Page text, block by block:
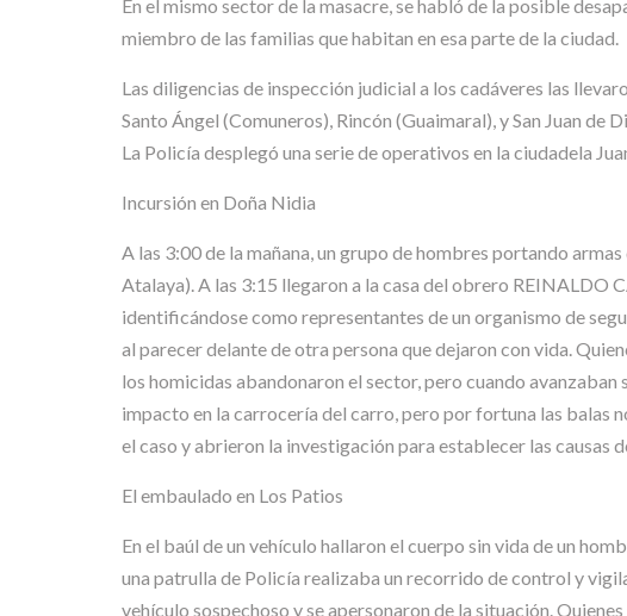
En el mismo sector de la masacre, se habló de la posible
miembro de las familias que habitan en esa parte de la ciudad.
Las diligencias de inspección judicial a los cadáveres las
Santo Ángel (Comuneros), Rincón (Guaimaral), y San Juan
La Policía desplegó una serie de operativos en la ciudadela
Incursión en Doña Nidia
A las 3:00 de la mañana, un grupo de hombres portando
Atalaya). A las 3:15 llegaron a la casa del obrero REINALDO
identificándose como representantes de un organismo de
al parecer delante de otra persona que dejaron con vida.
los homicidas abandonaron el sector, pero cuando
impacto en la carrocería del carro, pero por fortuna las balas
el caso y abrieron la investigación para establecer las causas
El embaulado en Los Patios
En el baúl de un vehículo hallaron el cuerpo sin vida de un
una patrulla de Policía realizaba un recorrido de control y
vehículo sospechoso y se apersonaron de la situación.